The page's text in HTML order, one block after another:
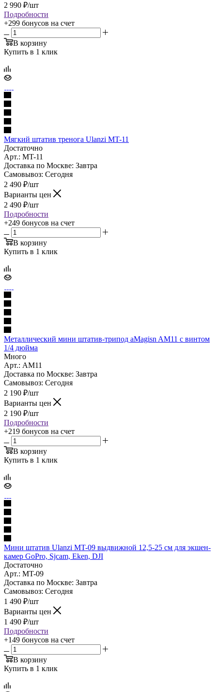
2 990 ₽/шт
Подробности
+299 бонусов на счет
В корзину
Купить в 1 клик
Мягкий штатив тренога Ulanzi MT-11
Достаточно
Арт.: MT-11
Доставка по Москве: Завтра
Самовывоз: Сегодня
2 490 ₽/шт
Варианты цен
2 490 ₽/шт
Подробности
+249 бонусов на счет
В корзину
Купить в 1 клик
Металлический мини штатив-трипод aMagisn AM11 с винтом
1/4 дюйма
Много
Арт.: AM11
Доставка по Москве: Завтра
Самовывоз: Сегодня
2 190 ₽/шт
Варианты цен
2 190 ₽/шт
Подробности
+219 бонусов на счет
В корзину
Купить в 1 клик
Мини штатив Ulanzi MT-09 выдвижной 12,5-25 см для экшен-
камер GoPro, Sjcam, Eken, DJI
Достаточно
Арт.: MT-09
Доставка по Москве: Завтра
Самовывоз: Сегодня
1 490 ₽/шт
Варианты цен
1 490 ₽/шт
Подробности
+149 бонусов на счет
В корзину
Купить в 1 клик